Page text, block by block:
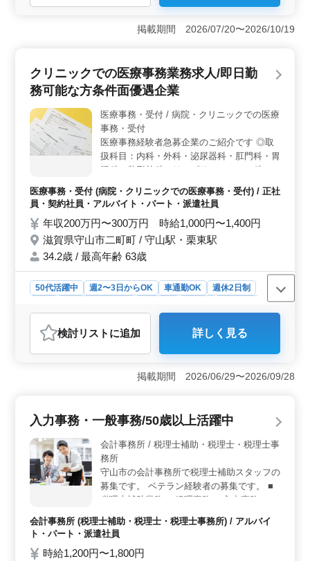
＜好条件＞ 経験者歓迎！滋賀県近江八幡市で医療事務
のお仕事です。残業は少なめ、交通費は全額支給されま
す。正社員からアルバイトまで、柔軟な雇用形態が用意
病院内での経験を活かしませんか？受付や会計、電子カ
ルテ入力など、多岐にわたる業務に挑戦できます。シニ
つけましょう。 ＜福利厚生＞ 雇用・労災・健康・
厚生の充実した福利厚生が用意されています。働きやす
いシフト制で、休暇も充実しています。滋賀県の医療事
業で、安心してお仕事ができます。応募お待ちしていま
掲載期間 2026/07/20〜2026/10/19
クリニックでの医療事務業務求人/即日勤
務可能な方条件面優遇企業
医療事務・受付 / 病院・クリニックでの医療
事務・受付
医療事務経験者急募企業のご紹介です ◎取
扱科目：内科・外科・泌尿器科・肛門科・胃
腸科・整形外科・リハビリテーション科
と保険証確認 ・カルテの作成 ・会計 ②レセ
プト業務 ・レセプト（診療報酬明細書）の
作成・点検 ③クラーク業務 ・医師・看護師
などの診療補助業務 【備考条件】 ・車通勤
可能 ・週休2日制(火曜日午後,木曜日午後,日
ます 現在離職中のお仕事探ししている方ま
ずはお問い合わせください ご応募お待ちし
医療事務・受付 (病院・クリニックでの医療事務・受付) / 正社
員・契約社員・アルバイト・パート・派遣社員
年収200万円〜300万円 時給1,000円〜1,400円
滋賀県守山市二町町 / 守山駅・栗東駅
34.2歳 / 最高年齢 63歳
50代活躍中 週2〜3日からOK 車通勤OK
週休2日制
おすすめポイント
＜職場環境＞ 滋賀県守山市のこのクリニックでは、無
料駐車場完備で、車通勤が可能です。週休2日制を採用し
ており、プライベートの時間も確保しやすいです。
レセプト業務やクラーク業務など、多岐にわたる業務を
通じて経験を活かせます。 ＜勤務時間＞ 週3〜5日
の勤務であり、勤務と休息のバランスを取りやすい環境
です。また、医療事務関連資格保有者を優遇するなど、
従業員のスキルを評価する体制が整っています。
検討リスト に追加 詳しく見る
掲載期間 2026/06/29〜2026/09/28
入力事務・一般事務/50歳以上活躍中
会計事務所 / 税理士補助・税理士・税理士事
務所
守山市の会計事務所で税理士補助スタッフの
募集です。 ベテラン経験者の募集です。 ■
税理士補助業務 ・経理事務 ・入力事務 ＊マ
合や学校行事等もご相談ください。柔軟に対
応します。 それぞれのライフスタイルに合
った働き方を目指しています！
会計事務所 (税理士補助・税理士・税理士事務所) / アルバイ
ト・パート・派遣社員
時給1,200円〜1,800円